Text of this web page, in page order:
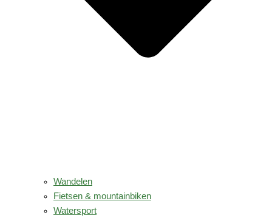
Wandelen
Fietsen & mountainbiken
Watersport